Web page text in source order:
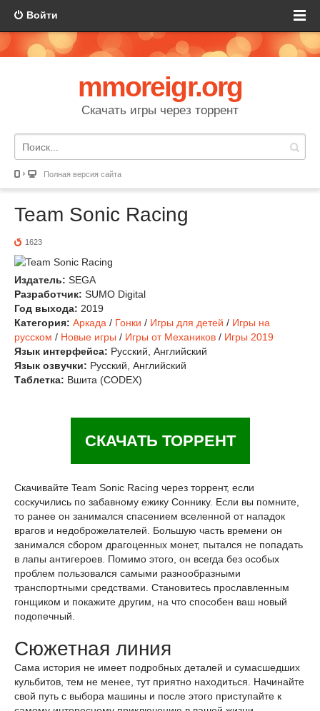
Войти
mmoreigr.org
Скачать игры через торрент
Полная версия сайта
Team Sonic Racing
1623
Издатель: SEGA
Разработчик: SUMO Digital
Год выхода: 2019
Категория: Аркада / Гонки / Игры для детей / Игры на
русском / Новые игры / Игры от Механиков / Игры 2019
Язык интерфейса: Русский, Английский
Язык озвучки: Русский, Английский
Таблетка: Вшита (CODEX)
СКАЧАТЬ ТОРРЕНТ
Скачивайте Team Sonic Racing через торрент, если
соскучились по забавному ежику Соннику. Если вы помните,
то ранее он занимался спасением вселенной от нападок
врагов и недоброжелателей. Большую часть времени он
занимался сбором драгоценных монет, пытался не попадать
в лапы антигероев. Помимо этого, он всегда без особых
проблем пользовался самыми разнообразными
транспортными средствами. Становитесь прославленным
гонщиком и покажите другим, на что способен ваш новый
подопечный.
Сюжетная линия
Сама история не имеет подробных деталей и сумасшедших
кульбитов, тем не менее, тут приятно находиться. Начинайте
свой путь с выбора машины и после этого приступайте к